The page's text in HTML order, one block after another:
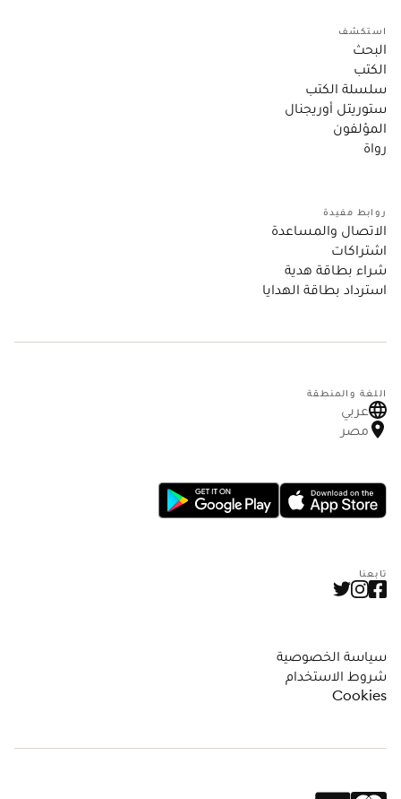
استكشف
البحث
الكتب
سلسلة الكتب
ستوريتل أوريجنال
المؤلفون
رواة
روابط مفيدة
الاتصال والمساعدة
اشتراكات
شراء بطاقة هدية
استرداد بطاقة الهدايا
اللغة والمنطقة
عربي
مصر
تابعنا
سياسة الخصوصية
شروط الاستخدام
Cookies